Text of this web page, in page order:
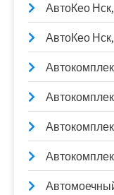
АвтоКео
АвтоКео